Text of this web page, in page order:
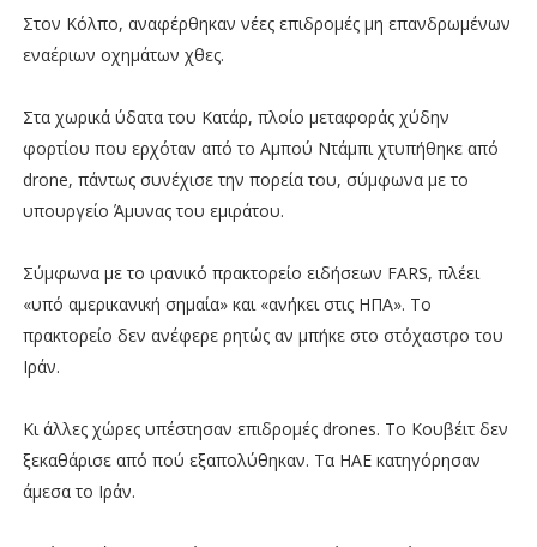
Στον Κόλπο, αναφέρθηκαν νέες επιδρομές μη επανδρωμένων
εναέριων οχημάτων χθες.
Στα χωρικά ύδατα του Κατάρ, πλοίο μεταφοράς χύδην
φορτίου που ερχόταν από το Αμπού Ντάμπι χτυπήθηκε από
drone, πάντως συνέχισε την πορεία του, σύμφωνα με το
υπουργείο Άμυνας του εμιράτου.
Σύμφωνα με το ιρανικό πρακτορείο ειδήσεων FARS, πλέει
«υπό αμερικανική σημαία» και «ανήκει στις ΗΠΑ». Το
πρακτορείο δεν ανέφερε ρητώς αν μπήκε στο στόχαστρο του
Ιράν.
Κι άλλες χώρες υπέστησαν επιδρομές drones. Το Κουβέιτ δεν
ξεκαθάρισε από πού εξαπολύθηκαν. Τα ΗΑΕ κατηγόρησαν
άμεσα το Ιράν.